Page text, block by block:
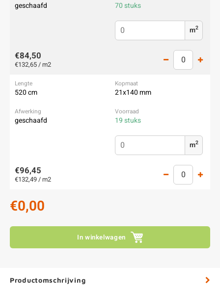
geschaafd 70 stuks
m2
€84,50
€132,65 / m2
520 cm 21x140 mm
geschaafd 19 stuks
m2
€96,45
€132,49 / m2
€0,00
In winkelwagen
Productomschrijving